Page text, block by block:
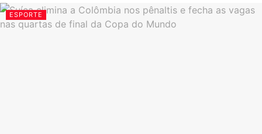
ESPORTE